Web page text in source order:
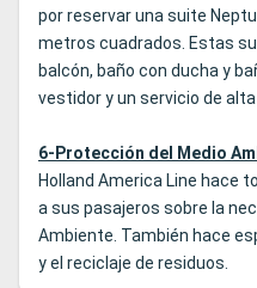
por reservar una suite
metros cuadrados. Estas
balcón, baño con ducha y
vestidor y un servicio de
6-Protección del Medio
Holland America Line hace
a sus pasajeros sobre la
Ambiente. También hace
y el reciclaje de residuos.